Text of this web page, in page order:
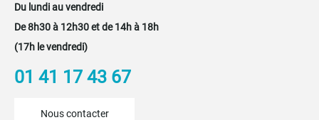
Du lundi au vendredi
De 8h30 à 12h30 et de 14h à 18h
(17h le vendredi)
01 41 17 43 67
Nous contacter